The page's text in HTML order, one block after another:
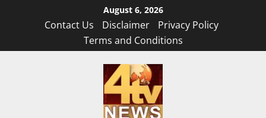
August 6, 2026
Contact Us Disclaimer
Privacy Policy
Terms and Conditions